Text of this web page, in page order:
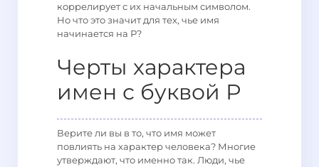
коррелирует с их начальным символом.
Но что это значит для тех, чье имя
начинается на Р?
Черты характера
имен с буквой Р
Верите ли вы в то, что имя может
повлиять на характер человека? Многие
утверждают, что именно так. Люди, чье